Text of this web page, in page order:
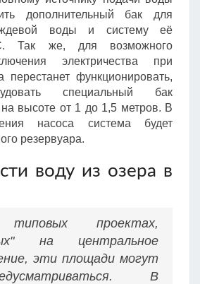
дополнительный бак для
воды и систему её
Так же, для возможного
электричества при
перестанет функционировать,
специальный бак
высоте от 1 до 1,5 метров. В
насоса система будет
резервуара.
воду из озера в
проектах,
на центральное
эти площади могут
В